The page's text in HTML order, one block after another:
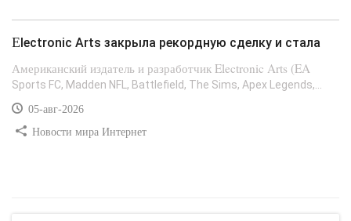
Electronic Arts закрыла рекордную сделку и стала
Американский издатель и разработчик Electronic Arts (EA
Sports FC, Madden NFL, Battlefield, The Sims, Apex Legends,...
05-авг-2026
Новости мира Интернет